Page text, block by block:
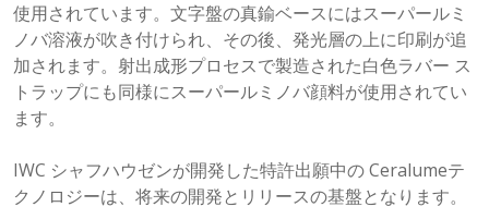
使用されています。文字盤の真鍮ベースにはスーパールミ
ノバ溶液が吹き付けられ、その後、発光層の上に印刷が追
加されます。射出成形プロセスで製造された白色ラバー ス
トラップにも同様にスーパールミノバ顔料が使用されてい
ます。
IWC シャフハウゼンが開発した特許出願中の Ceralumeテ
クノロジーは、将来の開発とリリースの基盤となります。